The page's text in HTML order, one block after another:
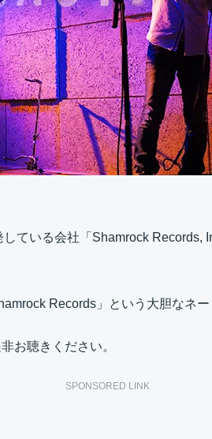
ている会社「Shamrock Records,
Records」という大胆なネ
お聴きください。
SPONSORED LINK